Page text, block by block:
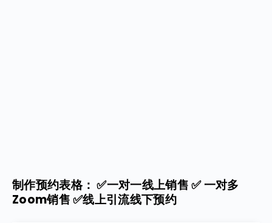
制作预约表格： ✅一对一线上销售 ✅ 一对多
Zoom销售 ✅线上引流线下预约